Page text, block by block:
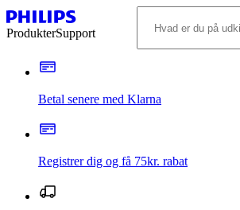
ProdukterSupport
Betal senere med Klarna
Registrer dig og få 75kr. rabat